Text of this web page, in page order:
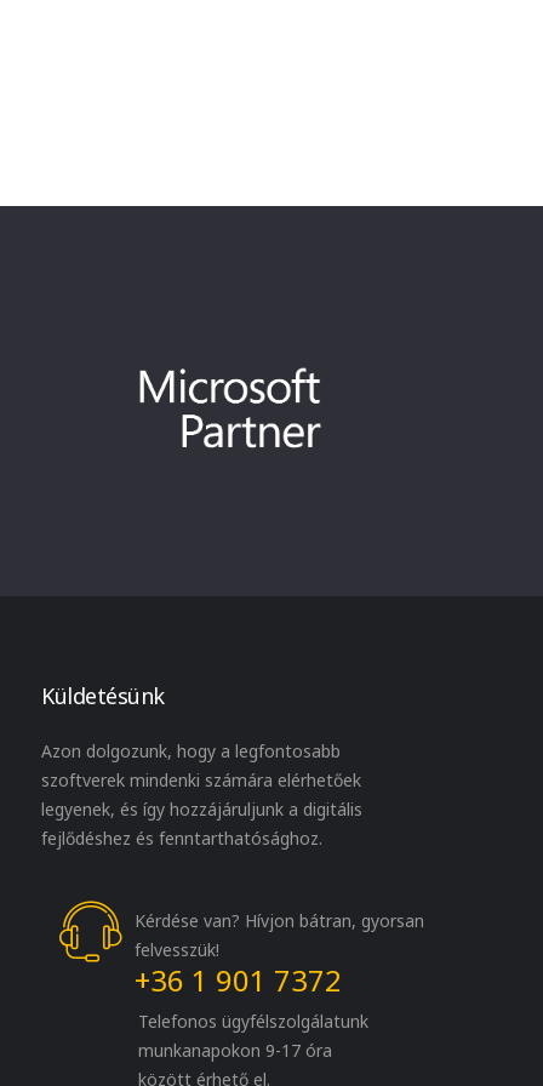
Küldetésünk
Azon dolgozunk, hogy a legfontosabb
szoftverek mindenki számára elérhetőek
legyenek, és így hozzájáruljunk a digitális
fejlődéshez és fenntarthatósághoz.
Kérdése van? Hívjon bátran, gyorsan
felvesszük!
+36 1 901 7372
Telefonos ügyfélszolgálatunk
munkanapokon 9-17 óra
között érhető el.